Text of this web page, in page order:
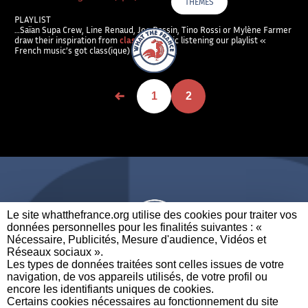
Le site whatthefrance.org utilise des cookies pour traiter vos
données personnelles pour les finalités suivantes : «
Nécessaire, Publicités, Mesure d'audience, Vidéos et
Réseaux sociaux ». ​
Les types de données traitées sont celles issues de votre
navigation, de vos appareils utilisés, de votre profil ou
encore les identifiants uniques de cookies. ​
Certains cookies nécessaires au fonctionnement du site
What The France – Back to homepage
PLAYLIST
…Saïan Supa Crew, Line Renaud, Joe Dassin, Tino Rossi or Mylène Farmer
draw their inspiration fromclassicalmusic listening our playlist «
French music’s got class(ique) – Part 2 »….
1 2
A BRAND OF
PARTENAIRES CONTACTEZ-NOUS MENTIONS LÉGALES